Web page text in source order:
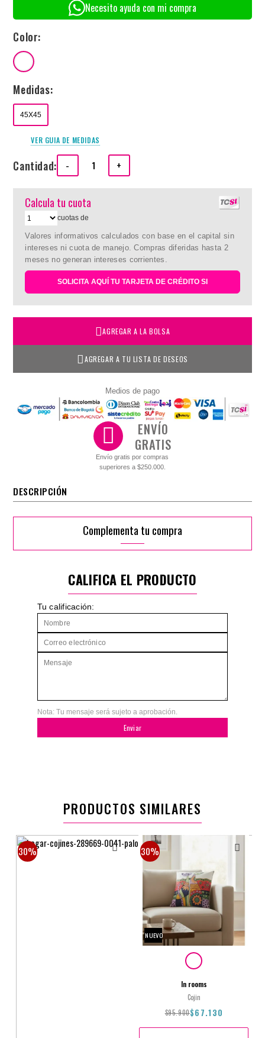
Necesito ayuda con mi compra
Color:
Medidas:
45X45
VER GUIA DE MEDIDAS
Cantidad: - +
Calcula tu cuota
cuotas de
Valores informativos calculados con base en el capital sin
intereses ni cuota de manejo. Compras diferidas hasta 2
meses no generan intereses corrientes.
SOLICITA AQUÍ TU TARJETA DE CRÉDITO SI
AGREGAR A LA BOLSA
AGREGAR A TU LISTA DE DESEOS
Medios de pago
ENVÍO
GRATIS
Envío gratis por compras
superiores a $250.000.
DESCRIPCIÓN
Complementa tu compra
CALIFICA EL PRODUCTO
Tu calificación:
Nota: Tu mensaje será sujeto a aprobación.
Enviar
PRODUCTOS SIMILARES
30%
NUEVO
30%
In rooms
Cojin
$95.900$67.130